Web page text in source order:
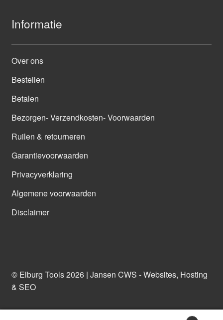
Informatie
Over ons
Bestellen
Betalen
Bezorgen- Verzendkosten- Voorwaarden
Ruilen & retourneren
Garantievoorwaarden
Privacyverklaring
Algemene voorwaarden
Disclaimer
© Elburg Tools 2026 | Jansen CWS - Websites, Hosting
& SEO